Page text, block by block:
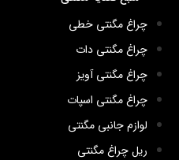
چراغ مگنتی خطی
چراغ مگنتی دات
چراغ مگنتی آویز
چراغ مگنتی اسپات
لوازم جانبی مگنتی
ریل چراغ مگنتی